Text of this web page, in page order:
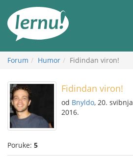
Forum Humor Fidindan viron!
Fidindan viron!
od Bnyldo, 20. svibnja
2016.
Poruke: 5